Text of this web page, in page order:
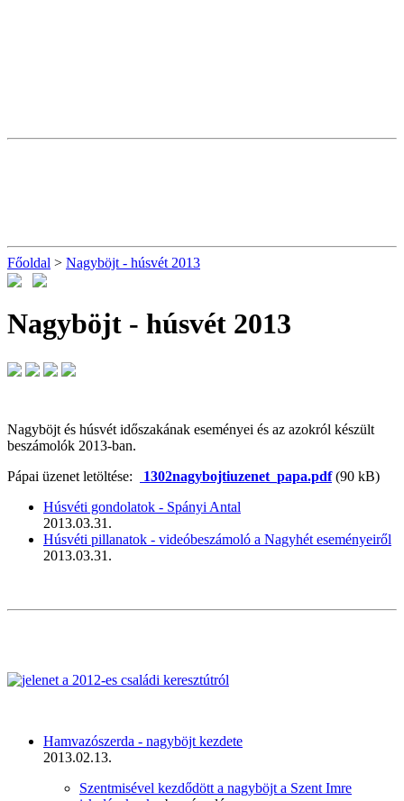
Főoldal > Nagyböjt - húsvét 2013
Nagyböjt - húsvét 2013
Nagyböjt és húsvét időszakának eseményei és az azokról készült
beszámolók 2013-ban.
Pápai üzenet letöltése:
1302nagybojtiuzenet_papa.pdf(90 kB)
Húsvéti gondolatok - Spányi Antal
2013.03.31.
Húsvéti pillanatok - videóbeszámoló a Nagyhét eseményeiről
2013.03.31.
Hamvazószerda - nagyböjt kezdete
2013.02.13.
Szentmisével kezdődött a nagyböjt a Szent Imre